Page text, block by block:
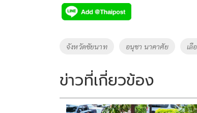
e
b
o
k
tt
er
p
y
Li
k
Tags
จังหวัดชัยนาท อนุชา นาคาศัย เลื
ข่าวที่เกี่ยวข้อง